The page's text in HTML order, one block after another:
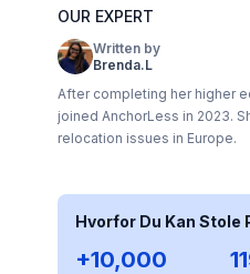
OUR EXPERT
Written by
Brenda.L
After completing her higher
joined AnchorLess in 2023.
relocation issues in Europe.
Hvorfor Du Kan Stole
+10,000